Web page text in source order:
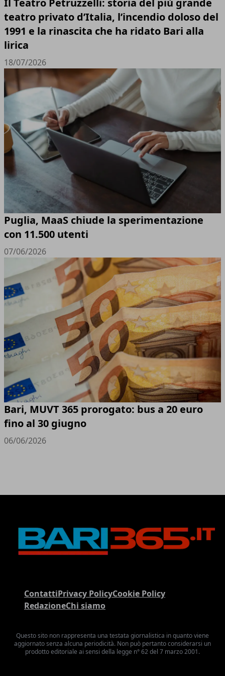
Il Teatro Petruzzelli: storia del più grande
teatro privato d’Italia, l’incendio doloso del
1991 e la rinascita che ha ridato Bari alla
lirica
18/07/2026
Puglia, MaaS chiude la sperimentazione
con 11.500 utenti
07/06/2026
Bari, MUVT 365 prorogato: bus a 20 euro
fino al 30 giugno
06/06/2026
ContattiPrivacy PolicyCookie Policy
RedazioneChi siamo
Questo sito non rappresenta una testata giornalistica in quanto viene
aggiornato senza alcuna periodicità. Non può pertanto considerarsi un
prodotto editoriale ai sensi della legge n° 62 del 7 marzo 2001.